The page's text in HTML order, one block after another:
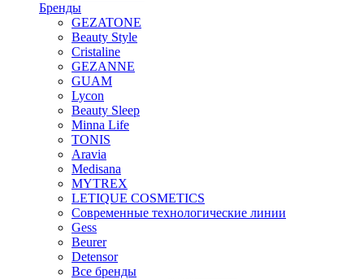
Бренды
GEZATONE
Beauty Style
Cristaline
GEZANNE
GUAM
Lycon
Beauty Sleep
Minna Life
TONIS
Aravia
Medisana
MYTREX
LETIQUE COSMETICS
Современные технологические линии
Gess
Beurer
Detensor
Все бренды